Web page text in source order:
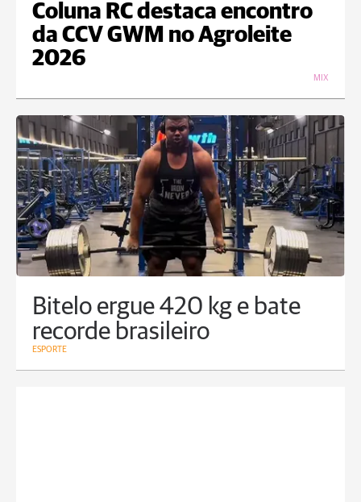
Coluna RC destaca encontro
da CCV GWM no Agroleite
2026
MIX
Bitelo ergue 420 kg e bate
recorde brasileiro
ESPORTE